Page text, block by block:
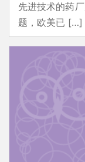
先进技术的药
题，欧美已 […]